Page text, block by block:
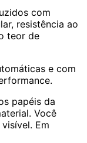
com
resistência ao
teor de
e com
papéis da
Você
Em